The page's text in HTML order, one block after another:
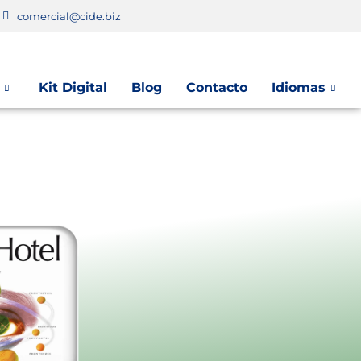
comercial@cide.biz
Kit Digital Blog Contacto Idiomas